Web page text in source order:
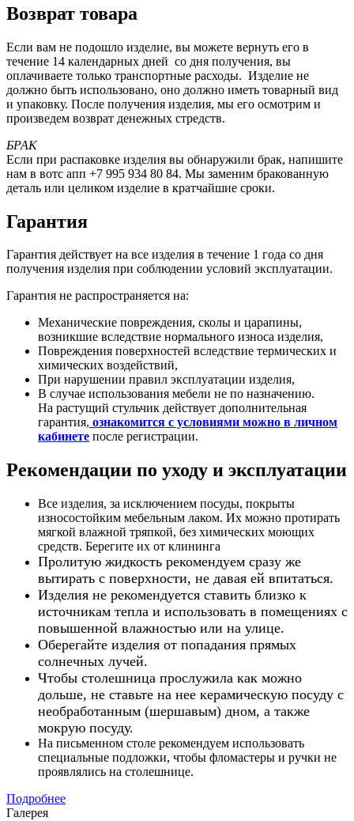
Возврат товара
Если вам не подошло изделие, вы можете вернуть его в
течение 14 календарных дней со дня получения, вы
оплачиваете только транспортные расходы. Изделие не
должно быть использовано, оно должно иметь товарный вид
и упаковку. После получения изделия, мы его осмотрим и
произведем возврат денежных стредств.
БРАК
Если при распаковке изделия вы обнаружили брак, напишите
нам в вотс апп +7 995 934 80 84. Мы заменим бракованную
деталь или целиком изделие в кратчайшие сроки.
Гарантия
Гарантия действует на все изделия в течение 1 года со дня
получения изделия при соблюдении условий эксплуатации.
Гарантия не распространяется на:
Механические повреждения, сколы и царапины,
возникшие вследствие нормального износа изделия,
Повреждения поверхностей вследствие термических и
химических воздействий,
При нарушении правил эксплуатации изделия,
В случае использования мебели не по назначению.
На растущий стульчик действует дополнительная
гарантия, ознакомится с условиями можно в личном
кабинете после регистрации.
Рекомендации по уходу и эксплуатации
Все изделия, за исключением посуды, покрыты
износостойким мебельным лаком. Их можно протирать
мягкой влажной тряпкой, без химических моющих
средств. Берегите их от клининга
Пролитую жидкость рекомендуем сразу же
вытирать с поверхности, не давая ей впитаться.
Изделия не рекомендуется ставить близко к
источникам тепла и использовать в помещениях с
повышенной влажностью или на улице.
Оберегайте изделия от попадания прямых
солнечных лучей.
Чтобы столешница прослужила как можно
дольше, не ставьте на нее керамическую посуду с
необработанным (шершавым) дном, а также
мокрую посуду.
На письменном столе рекомендуем использовать
специальные подложки, чтобы фломастеры и ручки не
проявлялись на столешнице.
Подробнее
Галерея